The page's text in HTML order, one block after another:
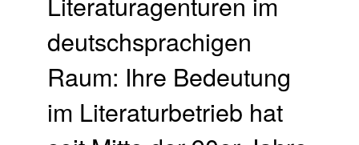
deutschsprachigen
Raum: Ihre Bedeutung
im Literaturbetrieb hat